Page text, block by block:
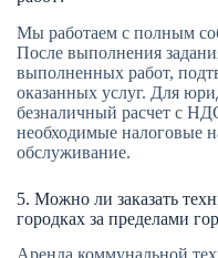
Мы работаем с полным
После выполнения
выполненных работ,
оказанных услуг. Для
безналичный расчет с
необходимые налоговые
обслуживание.
5. Можно ли заказать
городках за пределами